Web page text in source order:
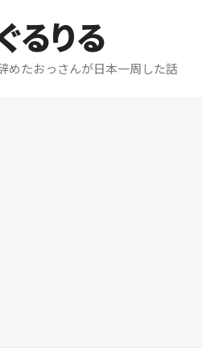
るりる
めたおっさんが日本一周した話